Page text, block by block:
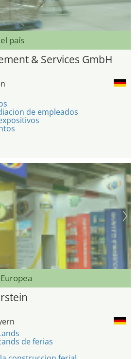
país
& Services GmbH
de empleados
de ferias